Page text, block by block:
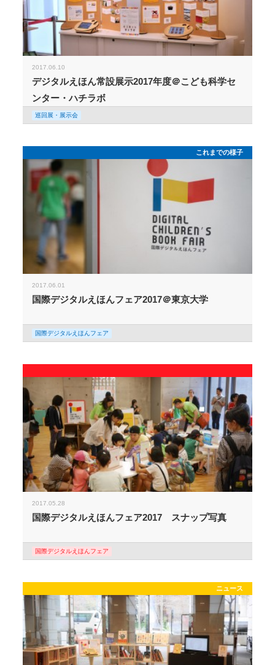
2017.06.10
デジタルえほん常設展示2017年度＠こども科学セ
ンター・ハチラボ
巡回展・展示会
これまでの様子
2017.06.01
国際デジタルえほんフェア2017＠東京大学
国際デジタルえほんフェア
2017.05.28
国際デジタルえほんフェア2017 スナップ写真
国際デジタルえほんフェア
ニュース